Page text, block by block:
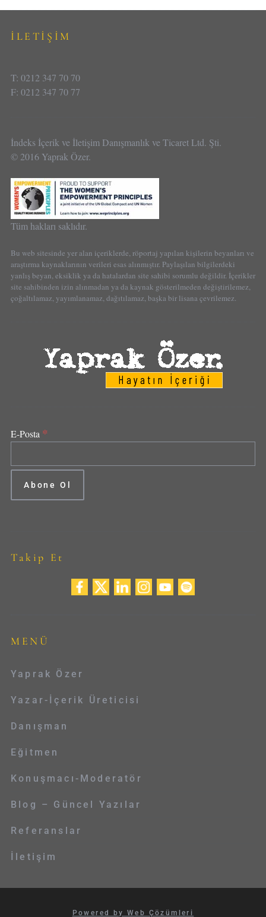
İLETİŞİM
T: 0212 347 70 70
F: 0212 347 70 77
İndeks İçerik ve İletişim Danışmanlık ve Ticaret Ltd. Şti.
© 2016 Yaprak Özer.
Tüm hakları saklıdır.
Bu web sitesinde yer alan içeriklerde, röportaj yapılan kişilerin beyanları ve
araştırma kaynaklarının verileri esas alınmıştır. Paylaşılan bilgilerdeki
yanlış beyan, eksiklik ya da hatalardan site sahibi sorumlu değildir. İçerikler
site sahibinden izin alınmadan ya da kaynak gösterilmeden değiştirilemez,
çoğaltılamaz, yayımlanamaz, dağıtılamaz, başka bir lisana çevrilemez.
E-Posta *
Takip Et
MENÜ
Yaprak Özer
Yazar-İçerik Üreticisi
Danışman
Eğitmen
Konuşmacı-Moderatör
Blog – Güncel Yazılar
Referanslar
İletişim
Powered by Web Çözümleri